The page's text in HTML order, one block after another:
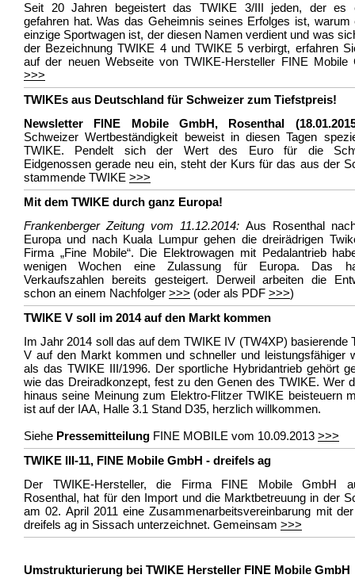
Seit 20 Jahren begeistert das TWIKE 3/III jeden, der es
gefahren hat. Was das Geheimnis seines Erfolges ist, warum
einzige Sportwagen ist, der diesen Namen verdient und was
der Bezeichnung TWIKE 4 und TWIKE 5 verbirgt, erfahren
auf der neuen Webseite von TWIKE-Hersteller FINE Mobile
>>>
TWIKEs aus Deutschland für Schweizer zum Tiefstpreis!
Newsletter FINE Mobile GmbH, Rosenthal
Schweizer Wertbeständigkeit beweist in diesen Tagen
TWIKE. Pendelt sich der Wert des Euro für die
Eidgenossen gerade neu ein, steht der Kurs für das aus der
stammende TWIKE >>>
Mit dem TWIKE durch ganz Europa!
Frankenberger Zeitung vom 11.12.2014: Aus Rosenthal
Europa und nach Kuala Lumpur gehen die dreirädrigen
Firma „Fine Mobile“. Die Elektrowagen mit Pedalantrieb
wenigen Wochen eine Zulassung für Europa. Das
Verkaufszahlen bereits gesteigert. Derweil arbeiten die
schon an einem Nachfolger >>> (oder als PDF >>>)
TWIKE V soll im 2014 auf den Markt kommen
Im Jahr 2014 soll das auf dem TWIKE IV (TW4XP) basierende
V auf den Markt kommen und schneller und leistungsfähiger
als das TWIKE III/1996. Der sportliche Hybridantrieb gehört
wie das Dreiradkonzept, fest zu den Genen des TWIKE. Wer
hinaus seine Meinung zum Elektro-Flitzer TWIKE beisteuern
ist auf der IAA, Halle 3.1 Stand D35, herzlich willkommen.
Siehe Pressemitteilung FINE MOBILE vom 10.09.2013 >>>
TWIKE III-11, FINE Mobile GmbH - dreifels ag
Der TWIKE-Hersteller, die Firma FINE Mobile GmbH
Rosenthal, hat für den Import und die Marktbetreuung in der
am 02. April 2011 eine Zusammenarbeitsvereinbarung mit
dreifels ag in Sissach unterzeichnet. Gemeinsam >>>
Umstrukturierung bei TWIKE Hersteller FINE Mobile GmbH